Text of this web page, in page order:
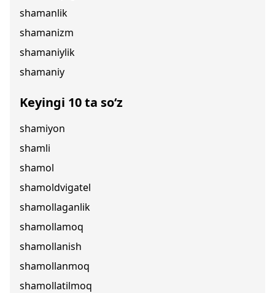
shamanlik
shamanizm
shamaniylik
shamaniy
Keyingi 10 ta so‘z
shamiyon
shamli
shamol
shamoldvigatel
shamollaganlik
shamollamoq
shamollanish
shamollanmoq
shamollatilmoq